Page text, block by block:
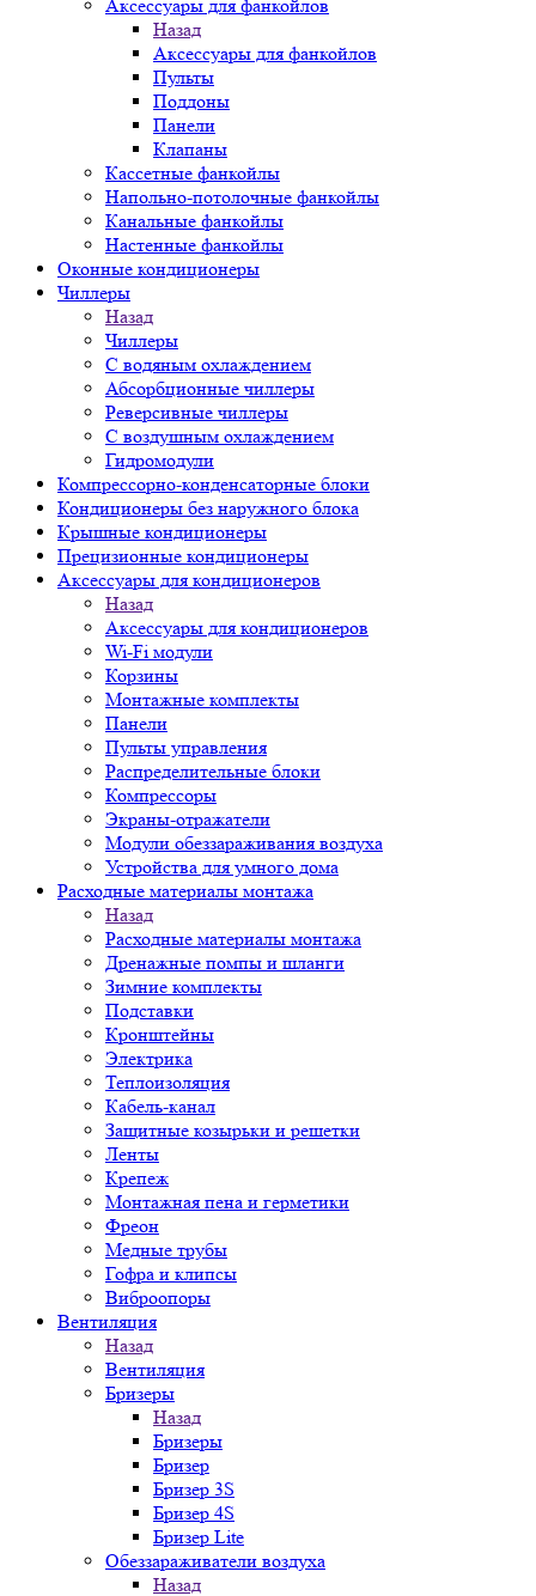
Аксессуары для фанкойлов
Назад
Аксессуары для фанкойлов
Пульты
Поддоны
Панели
Клапаны
Кассетные фанкойлы
Напольно-потолочные фанкойлы
Канальные фанкойлы
Настенные фанкойлы
Оконные кондиционеры
Чиллеры
Назад
Чиллеры
С водяным охлаждением
Абсорбционные чиллеры
Реверсивные чиллеры
С воздушным охлаждением
Гидромодули
Компрессорно-конденсаторные блоки
Кондиционеры без наружного блока
Крышные кондиционеры
Прецизионные кондиционеры
Аксессуары для кондиционеров
Назад
Аксессуары для кондиционеров
Wi-Fi модули
Корзины
Монтажные комплекты
Панели
Пульты управления
Распределительные блоки
Компрессоры
Экраны-отражатели
Модули обеззараживания воздуха
Устройства для умного дома
Расходные материалы монтажа
Назад
Расходные материалы монтажа
Дренажные помпы и шланги
Зимние комплекты
Подставки
Кронштейны
Электрика
Теплоизоляция
Кабель-канал
Защитные козырьки и решетки
Ленты
Крепеж
Монтажная пена и герметики
Фреон
Медные трубы
Гофра и клипсы
Виброопоры
Вентиляция
Назад
Вентиляция
Бризеры
Назад
Бризеры
Бризер
Бризер 3S
Бризер 4S
Бризер Lite
Обеззараживатели воздуха
Назад